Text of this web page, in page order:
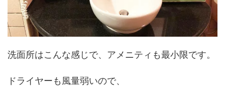
洗面所はこんな感じで、アメニティも最小限です。
ドライヤーも風量弱いので、